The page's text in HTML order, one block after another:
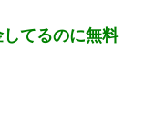
てるのに無料